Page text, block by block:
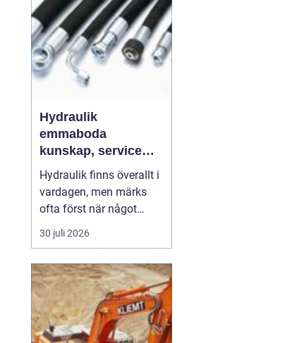
Hydraulik
emmaboda
kunskap, service
och rätt lösningar
när du behöver dem
Hydraulik finns överallt i
vardagen, men märks
ofta först när något
slutar fungera. En
läckande slang kan
stillastående maskiner
kan bromsa en industri i
timmar och en trasig
cylinder kan stänga ner
30 juli 2026